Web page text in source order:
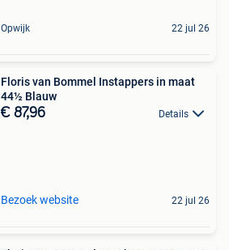
Opwijk 22 jul 26
Floris van Bommel Instappers in maat
44½ Blauw
€ 87,96 Details
Bezoek website 22 jul 26